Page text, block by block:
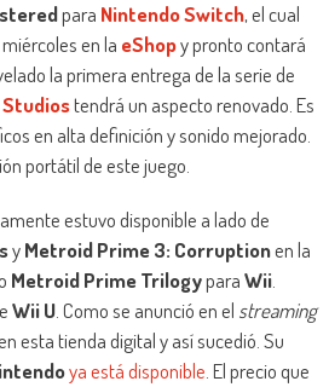
para Nintendo Switch, el cual
en la eShopy pronto contará
la primera entrega de la serie de
tendrá un aspecto renovado. Es
en alta definición y sonido mejorado.
portátil de este juego.
estuvo disponible a lado de
yMetroid Prime 3: Corruptionen la
Metroid Prime TrilogyparaWii.
Wii U. Como se anunció en el streaming
esta tienda digital y así sucedió. Su
ya está disponible . El precio que